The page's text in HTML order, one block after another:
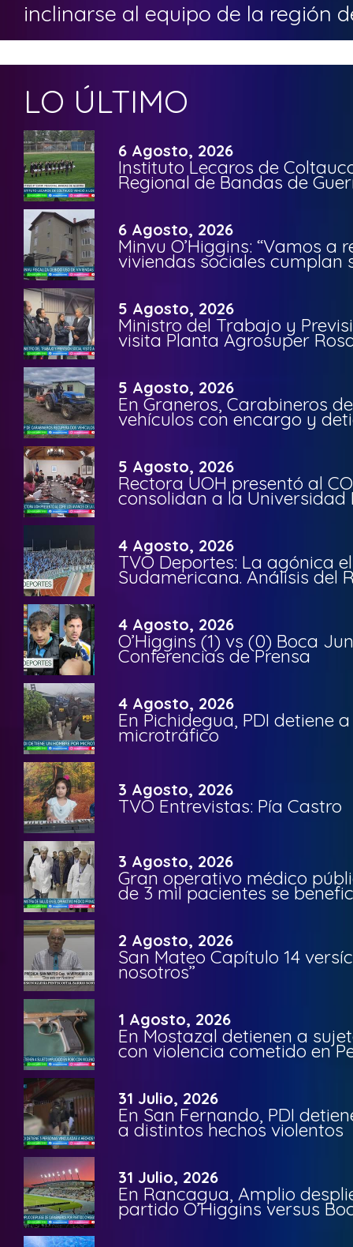
inclinarse al equipo de la región
LO ÚLTIMO
6 Agosto, 2026
Instituto Lecaros de
Regional de Bandas de
6 Agosto, 2026
Minvu O’Higgins: “Vamos a
viviendas sociales cumplan
5 Agosto, 2026
Ministro del Trabajo y
visita Planta Agrosuper
5 Agosto, 2026
En Graneros, Carabineros
vehículos con encargo y
5 Agosto, 2026
Rectora UOH presentó al
consolidan a la Universidad
4 Agosto, 2026
TVO Deportes: La agónica
Sudamericana. Análisis del
4 Agosto, 2026
O’Higgins (1) vs (0) Boca
Conferencias de Prensa
4 Agosto, 2026
En Pichidegua, PDI detiene
microtráfico
3 Agosto, 2026
TVO Entrevistas: Pía Castro
3 Agosto, 2026
Gran operativo médico
de 3 mil pacientes se
2 Agosto, 2026
San Mateo Capítulo 14
nosotros”
1 Agosto, 2026
En Mostazal detienen a
con violencia cometido en
31 Julio, 2026
En San Fernando, PDI
a distintos hechos violentos
31 Julio, 2026
En Rancagua, Amplio
partido O’Higgins versus